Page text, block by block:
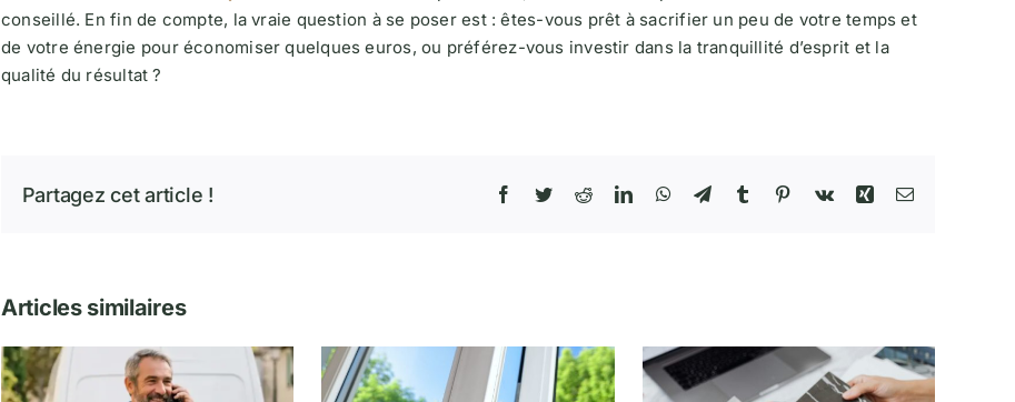
conseillé. En fin de compte, la vraie question à se poser est : êtes-vous prêt à sacrifier un peu de votre temps et
de votre énergie pour économiser quelques euros, ou préférez-vous investir dans la tranquillité d’esprit et la
qualité du résultat ?
Partagez cet article ! Facebook
TwitterRedditLinkedInWhatsApp
TelegramTumblr Pinterest
Vk Xing Email
Articles similaires